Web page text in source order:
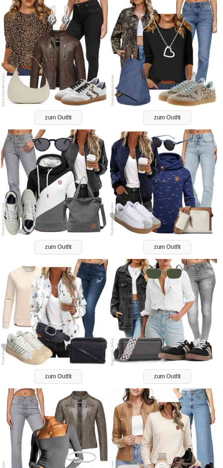
zum Outfit zum Outfit
zum Outfit zum Outfit
zum Outfit zum Outfit